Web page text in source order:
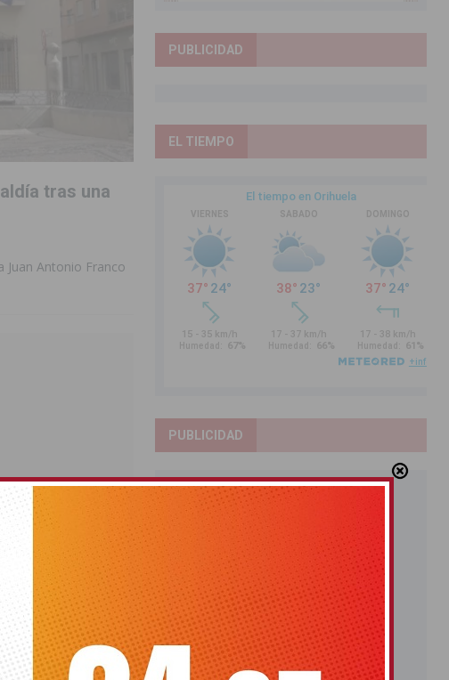
tras una
Juan Antonio Franco
PUBLICIDAD
EL TIEMPO
PUBLICIDAD